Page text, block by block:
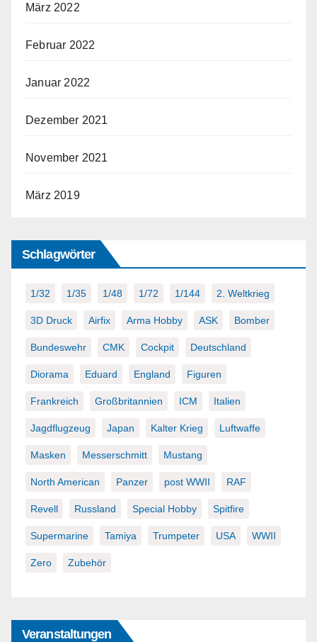
März 2022
Februar 2022
Januar 2022
Dezember 2021
November 2021
März 2019
Schlagwörter
1/32 1/35 1/48 1/72 1/144 2. Weltkrieg
3D Druck Airfix Arma Hobby ASK Bomber
Bundeswehr CMK Cockpit Deutschland
Diorama Eduard England Figuren
Frankreich Großbritannien ICM Italien
Jagdflugzeug Japan Kalter Krieg Luftwaffe
Masken Messerschmitt Mustang
North American Panzer post WWII RAF
Revell Russland Special Hobby Spitfire
Supermarine Tamiya Trumpeter USA WWII
Zero Zubehör
Veranstaltungen